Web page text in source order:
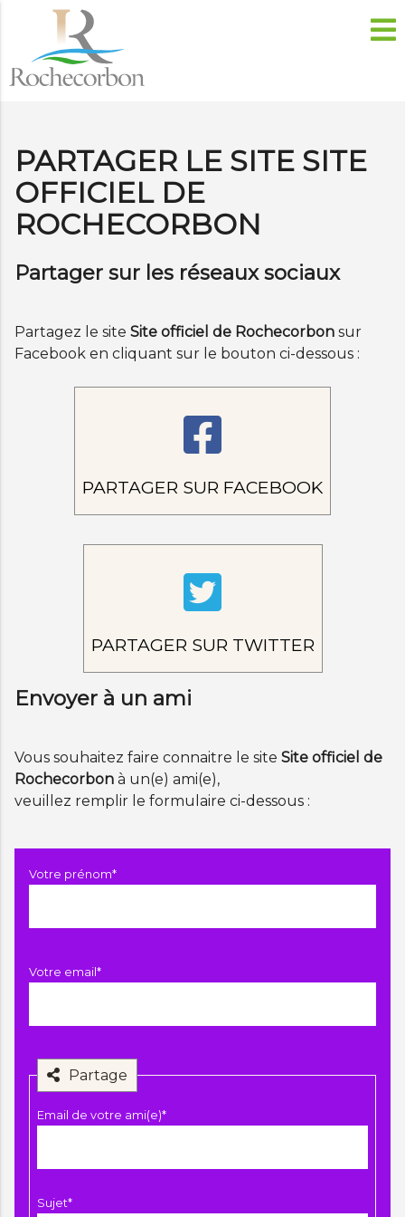
PARTAGER LE SITE SITE
OFFICIEL DE
ROCHECORBON
Partager sur les réseaux sociaux
Partagez le site Site officiel de Rochecorbon sur
Facebook en cliquant sur le bouton ci-dessous :
PARTAGER SUR FACEBOOK
PARTAGER SUR TWITTER
Envoyer à un ami
Vous souhaitez faire connaitre le site Site officiel de
Rochecorbon à un(e) ami(e),
veuillez remplir le formulaire ci-dessous :
Champ
obligatoire
Votre prénom*
Champ
obligatoire
Votre email*
Partage
Champ
obligatoire
Email de votre ami(e)*
Champ
Sujet*